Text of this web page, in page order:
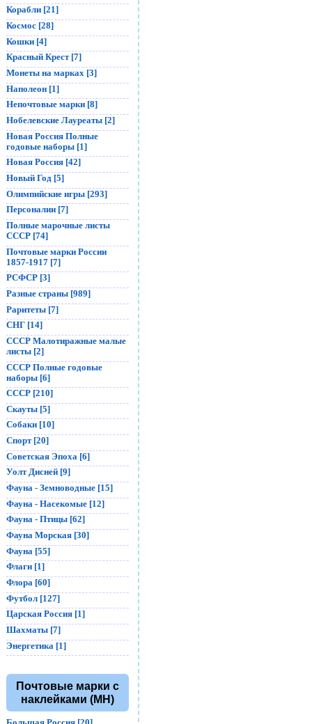
Корабли [21]
Космос [28]
Кошки [4]
Красный Крест [7]
Монеты на марках [3]
Наполеон [1]
Непочтовые марки [8]
Нобелевские Лауреаты [2]
Новая Россия Полные
годовые наборы [1]
Новая Россия [42]
Новый Год [5]
Олимпийские игры [293]
Персоналии [7]
Полные марочные листы
СССР [74]
Почтовые марки России
1857-1917 [7]
РСФСР [3]
Разные страны [989]
Раритеты [7]
СНГ [14]
СССР Малотиражные малые
листы [2]
СССР Полные годовые
наборы [6]
СССР [210]
Скауты [5]
Собаки [10]
Спорт [20]
Советская Эпоха [6]
Уолт Дисней [9]
Фауна - Земноводные [15]
Фауна - Насекомые [12]
Фауна - Птицы [62]
Фауна Морская [30]
Фауна [55]
Флаги [1]
Флора [60]
Футбол [127]
Царская Россия [1]
Шахматы [7]
Энергетика [1]
Почтовые марки с
наклейками (MH)